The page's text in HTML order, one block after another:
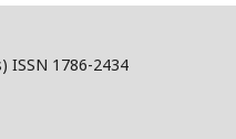
ISSN 1786-2434